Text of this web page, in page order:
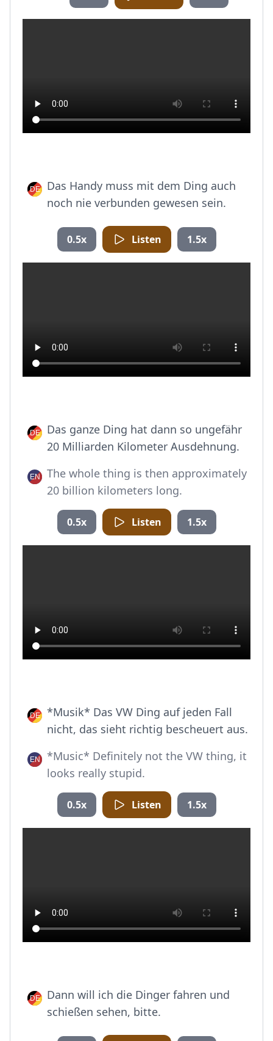
Das Handy muss mit dem Ding auch
noch nie verbunden gewesen sein.
0.5x Listen 1.5x
Das ganze Ding hat dann so ungefähr
20 Milliarden Kilometer Ausdehnung.
The whole thing is then approximately
20 billion kilometers long.
0.5x Listen 1.5x
*Musik* Das VW Ding auf jeden Fall
nicht, das sieht richtig bescheuert aus.
*Music* Definitely not the VW thing, it
looks really stupid.
0.5x Listen 1.5x
Dann will ich die Dinger fahren und
schießen sehen, bitte.